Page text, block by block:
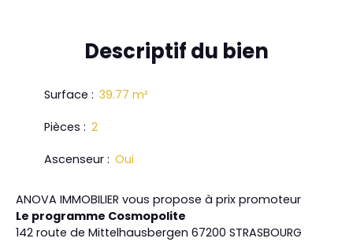
Descriptifdu bien
Surface : 39.77 m²
Pièces : 2
Ascenseur : Oui
ANOVA IMMOBILIER vous propose à prix promoteur
Le programme Cosmopolite
142 route de Mittelhausbergen 67200 STRASBOURG